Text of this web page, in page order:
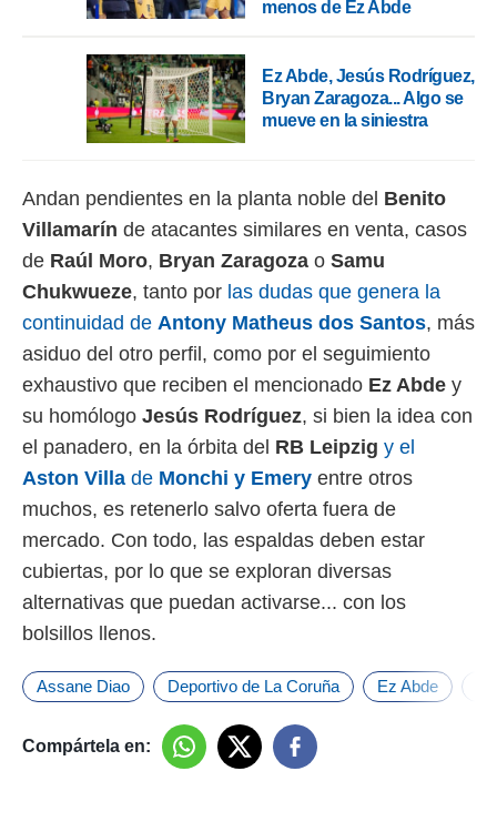
publicidad
de
1199
menos de Ez Abde
Ez Abde, Jesús Rodríguez,
Bryan Zaragoza... Algo se
mueve en la siniestra
Andan pendientes en la planta noble del Benito
Villamarín de atacantes similares en venta, casos
de Raúl Moro, Bryan Zaragoza o Samu
Chukwueze, tanto por las dudas que genera la
continuidad de Antony Matheus dos Santos, más
asiduo del otro perfil, como por el seguimiento
exhaustivo que reciben el mencionado Ez Abde y
su homólogo Jesús Rodríguez, si bien la idea con
el panadero, en la órbita del RB Leipzig y el
Aston Villa de Monchi y Emery entre otros
muchos, es retenerlo salvo oferta fuera de
mercado. Con todo, las espaldas deben estar
cubiertas, por lo que se exploran diversas
alternativas que puedan activarse... con los
bolsillos llenos.
Assane Diao Deportivo de La Coruña Ez Abde
Compártela en: